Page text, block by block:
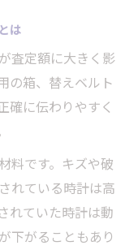
は
査定額に大きく影
の箱、替えベルト
確に伝わりやすく
料です。キズや破
れている時計は高
れていた時計は動
下がることもあり